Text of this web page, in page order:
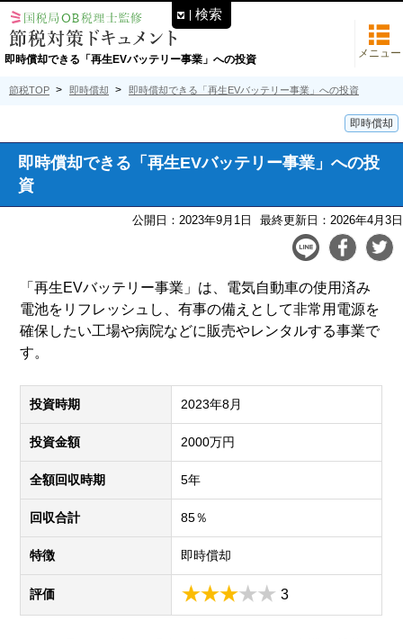
即時償却できる「再生EVバッテリー事業」への投資 メニュー
節税TOP 即時償却 即時償却できる「再生EVバッテリー事業」への投資
即時償却
即時償却できる「再生EVバッテリー事業」への投
資
公開日：2023年9月1日 最終更新日：2026年4月3日
「再生EVバッテリー事業」は、電気自動車の使用済み
電池をリフレッシュし、有事の備えとして非常用電源を
確保したい工場や病院などに販売やレンタルする事業で
す。
投資時期 2023年8月
投資金額 2000万円
全額回収時期 5年
回収合計 85％
特徴 即時償却
評価 3
検索